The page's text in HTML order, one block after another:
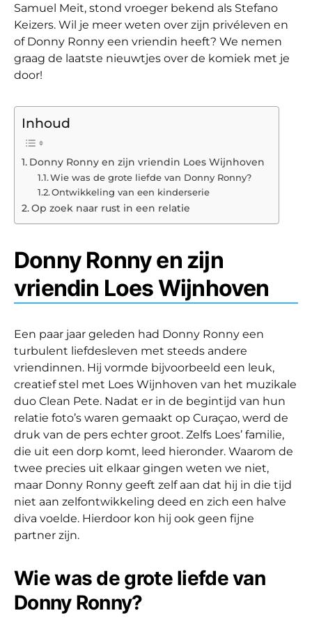
Samuel Meit, stond vroeger bekend als Stefano
Keizers. Wil je meer weten over zijn privéleven en
of Donny Ronny een vriendin heeft? We nemen
graag de laatste nieuwtjes over de komiek met je
door!
Inhoud
Donny Ronny en zijn vriendin Loes Wijnhoven
Wie was de grote liefde van Donny Ronny?
Ontwikkeling van een kinderserie
Op zoek naar rust in een relatie
Donny Ronny en zijn
vriendin Loes Wijnhoven
Een paar jaar geleden had Donny Ronny een
turbulent liefdesleven met steeds andere
vriendinnen. Hij vormde bijvoorbeeld een leuk,
creatief stel met Loes Wijnhoven van het muzikale
duo Clean Pete. Nadat er in de begintijd van hun
relatie foto’s waren gemaakt op Curaçao, werd de
druk van de pers echter groot. Zelfs Loes’ familie,
die uit een dorp komt, leed hieronder. Waarom de
twee precies uit elkaar gingen weten we niet,
maar Donny Ronny geeft zelf aan dat hij in die tijd
niet aan zelfontwikkeling deed en zich een halve
diva voelde. Hierdoor kon hij ook geen fijne
partner zijn.
Wie was de grote liefde van
Donny Ronny?